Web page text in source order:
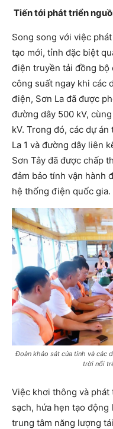
Tiến tới phát triển
Song song với việc
tạo mới, tỉnh đặc biệt
điện truyền tải đồng bộ
công suất ngay khi các
điện, Sơn La đã được
đường dây 500 kV,
kV. Trong đó, các dự
La 1 và đường dây liên
Sơn Tây đã được chấp
đảm bảo tính vận hành
hệ thống điện quốc gia.
Đoàn khảo sát của tỉnh và các
trời nổi
Việc khơi thông và
sạch, hứa hẹn tạo động
trung tâm năng lượng